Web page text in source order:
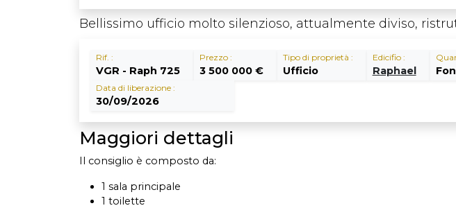
Bellissimo ufficio molto silenzioso, attualmente diviso,
Rif. :
VGR - Raph 725
Prezzo :
3 500 000 €
Tipo di proprietà :
Ufficio
Edicifio :
Raphael
Data di liberazione :
30/09/2026
Maggiori dettagli
Il consiglio è composto da:
1 sala principale
1 toilette